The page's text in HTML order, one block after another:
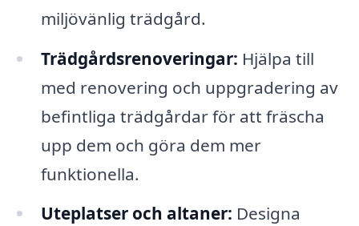
miljövänlig trädgård.
Trädgårdsrenoveringar: Hjälpa till
med renovering och uppgradering av
befintliga trädgårdar för att fräscha
upp dem och göra dem mer
funktionella.
Uteplatser och altaner: Designa